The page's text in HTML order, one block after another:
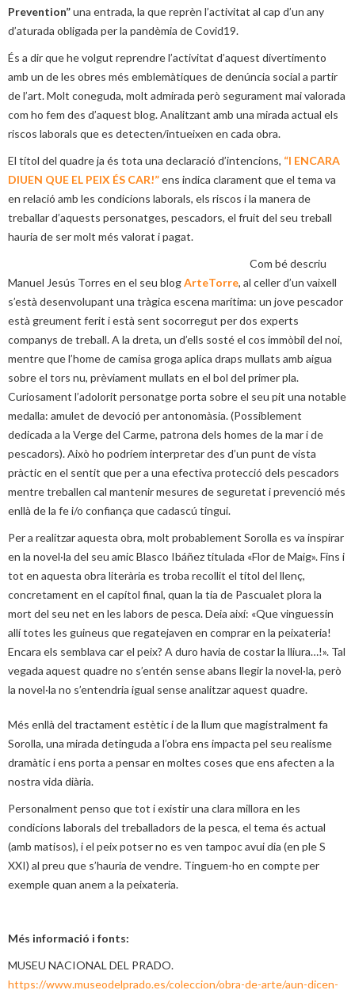
Prevention”una entrada, la que reprèn l’activitat al cap d’un any
d’aturada obligada per la pandèmia de Covid19.
És a dir que he volgut reprendre l’activitat d’aquest divertimento
amb un de les obres més emblemàtiques de denúncia social a partir
de l’art. Molt coneguda, molt admirada però segurament mai valorada
com ho fem des d’aquest blog. Analitzant amb una mirada actual els
riscos laborals que es detecten/intueixen en cada obra.
El títol del quadre ja és tota una declaració d’intencions, “I ENCARA
DIUEN QUE EL PEIX ÉS CAR!”ens indica clarament que el tema va
en relació amb les condicions laborals, els riscos i la manera de
treballar d’aquests personatges, pescadors, el fruit del seu treball
hauria de ser molt més valorat i pagat.
Com bé descriu
Manuel Jesús Torres en el seu blogArteTorre, al celler d’un vaixell
s’està desenvolupant una tràgica escena marítima: un jove pescador
està greument ferit i està sent socorregut per dos experts
companys de treball. A la dreta, un d’ells sosté el cos immòbil del noi,
mentre que l’home de camisa groga aplica draps mullats amb aigua
sobre el tors nu, prèviament mullats en el bol del primer pla.
Curiosament l’adolorit personatge porta sobre el seu pit una notable
medalla: amulet de devoció per antonomàsia. (Possiblement
dedicada a la Verge del Carme, patrona dels homes de la mar i de
pescadors). Això ho podríem interpretar des d’un punt de vista
pràctic en el sentit que per a una efectiva protecció dels pescadors
mentre treballen cal mantenir mesures de seguretat i prevenció més
enllà de la fe i/o confiança que cadascú tingui.
Per a realitzar aquesta obra, molt probablement Sorolla es va inspirar
en la novel·la del seu amic Blasco Ibáñez titulada «Flor de Maig». Fins i
tot en aquesta obra literària es troba recollit el títol del llenç,
concretament en el capítol final, quan la tia de Pascualet plora la
mort del seu net en les labors de pesca. Deia així: «Que vinguessin
allí totes les guineus que regatejaven en comprar en la peixateria!
Encara els semblava car el peix? A duro havia de costar la lliura…!». Tal
vegada aquest quadre no s’entén sense abans llegir la novel·la, però
la novel·la no s’entendria igual sense analitzar aquest quadre.
Més enllà del tractament estètic i de la llum que magistralment fa
Sorolla, una mirada detinguda a l’obra ens impacta pel seu realisme
dramàtic i ens porta a pensar en moltes coses que ens afecten a la
nostra vida diària.
Personalment penso que tot i existir una clara millora en les
condicions laborals del treballadors de la pesca, el tema és actual
(amb matisos), i el peix potser no es ven tampoc avui dia (en ple S
XXI) al preu que s’hauria de vendre. Tinguem-ho en compte per
exemple quan anem a la peixateria.
Més informació i fonts:
MUSEU NACIONAL DEL PRADO.
https://www.museodelprado.es/coleccion/obra-de-arte/aun-dicen-